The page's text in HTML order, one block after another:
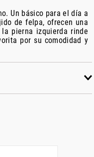
Un básico para el día a
de felpa, ofrecen una
pierna izquierda rinde
por su comodidad y